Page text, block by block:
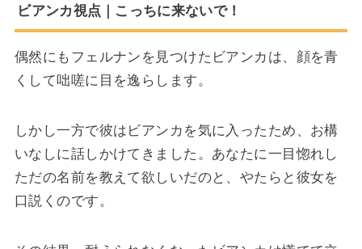
ビアンカ視点｜こっちに来ないで！
偶然にもフェルナンを見つけたビアンカは、顔を青
くして咄嗟に目を逸らします。
しかし一方で彼はビアンカを気に入ったため、お構
いなしに話しかけてきました。あなたに一目惚れし
ただの名前を教えて欲しいだのと、やたらと彼女を
口説くのです。